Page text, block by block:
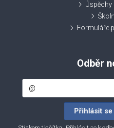
Úspěchy
Formuláře
Odběr